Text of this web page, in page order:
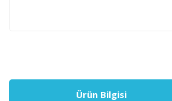
Ürün Bilgisi